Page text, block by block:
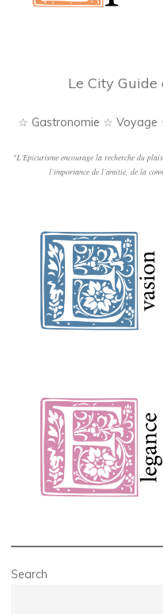
Le City Guide
☆ Gastronomie ☆ Voyage
"L'Epicurisme encourage la recherche du
l’importance de l’amitié, de la
Search